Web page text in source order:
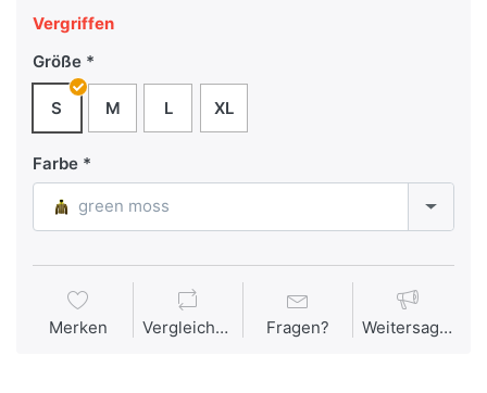
Vergriffen
Größe
S M L XL
Farbe
green moss
Merken Vergleichen Fragen? Weitersagen